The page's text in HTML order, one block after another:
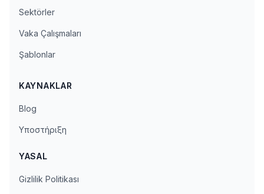
Sektörler
Vaka Çalışmaları
Şablonlar
KAYNAKLAR
Blog
Υποστήριξη
YASAL
Gizlilik Politikası